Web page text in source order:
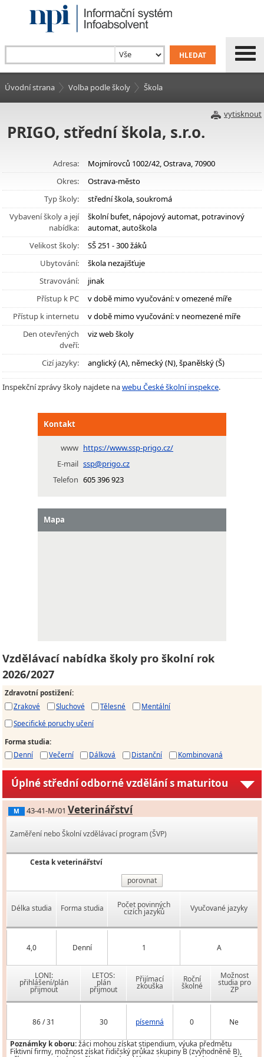
Úvodní strana Volba podle školy Škola
vytisknout
PRIGO, střední škola, s.r.o.
Adresa:
Mojmírovců 1002/42, Ostrava, 70900
Okres:
Ostrava-město
Typ školy:
střední škola, soukromá
Vybavení školy a její
nabídka:
školní bufet, nápojový automat, potravinový
automat, autoškola
Velikost školy:
SŠ 251 - 300 žáků
Ubytování:
škola nezajišťuje
Stravování:
jinak
Přístup k PC
v době mimo vyučování: v omezené míře
Přístup k internetu
v době mimo vyučování: v neomezené míře
Den otevřených
dveří:
viz web školy
Cizí jazyky: anglický (A), německý (N), španělský (Š)
Inspekční zprávy školy najdete nawebu České školní inspekce.
Kontakt
www https://www.ssp-prigo.cz/
E-mail ssp@prigo.cz
Telefon 605 396 923
Mapa
Vzdělávací nabídka školy pro školní rok
2026/2027
Zdravotní postižení:
Zrakové
Sluchové Tělesné
Mentální
Specifické poruchy učení
Forma studia:
Denní
Večerní Dálková Distanční Kombinovaná
Úplné střední odborné vzdělání s maturitou
M 43-41-M/01 Veterinářství
Zaměření nebo Školní vzdělávací program (ŠVP)
Cesta k veterinářství
porovnat
Délka studia Forma studia Počet povinných
cizích jazyků Vyučované jazyky
4,0 Denní 1 A
LONI:
přihlášení/plán
přijmout
LETOS:
plán
přijmout
Přijímací
zkouška
Roční
školné
Možnost
studia pro
ZP
86 / 31 30 písemná 0 Ne
Poznámky k oboru:žáci mohou získat stipendium, výuka předmětu
Fiktivní firmy, možnost získat řidičský průkaz skupiny B (zvýhodněně B),